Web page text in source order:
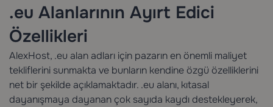
.eu Alanlarının Ayırt Edici
Özellikleri
AlexHost, .eu alan adları için pazarın en önemli maliyet
tekliflerini sunmakta ve bunların kendine özgü özelliklerini
net bir şekilde açıklamaktadır. .eu alanı, kıtasal
dayanışmaya dayanan çok sayıda kaydı destekleyerek,